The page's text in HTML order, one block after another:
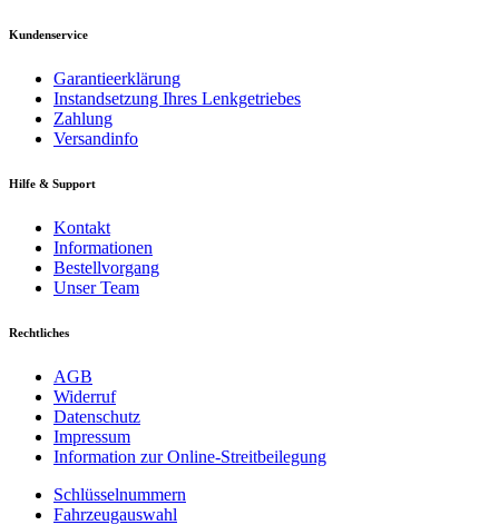
Kundenservice
Garantieerklärung
Instandsetzung Ihres Lenkgetriebes
Zahlung
Versandinfo
Hilfe & Support
Kontakt
Informationen
Bestellvorgang
Unser Team
Rechtliches
AGB
Widerruf
Datenschutz
Impressum
Information zur Online-Streitbeilegung
Schlüsselnummern
Fahrzeugauswahl